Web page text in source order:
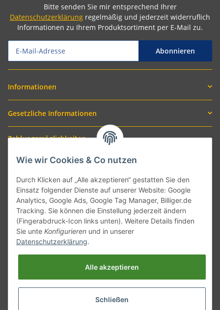
Bitte senden Sie mir entsprechend Ihrer
Datenschutzerklärung regelmäßig und jederzeit widerruflich
Informationen zu Ihrem Produktsortiment per E-Mail zu.
Abonnieren
Informationen
Gesetzliche Informationen
Zahlungsmöglichkeiten
Versand mit
Wie wir Cookies & Co nutzen
Durch Klicken auf „Alle akzeptieren“ gestatten Sie den
Einsatz folgender Dienste auf unserer Website: Google
Analytics, Google Ads, Google Tag Manager, Billiger.de
Tracking. Sie können die Einstellung jederzeit ändern
(Fingerabdruck-Icon links unten). Weitere Details finden
Sie unte Konfigurieren und in unserer
Datenschutzerklärung.
Alle akzeptieren
Schließen